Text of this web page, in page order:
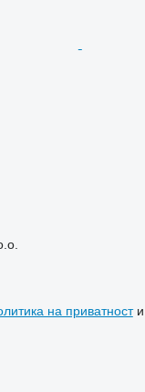
на приватности